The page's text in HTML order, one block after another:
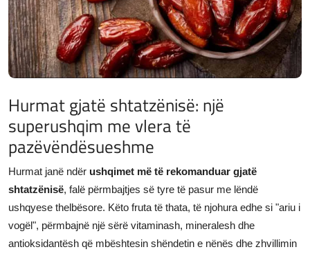
JETA
Gallery
Hurmat gjatë shtatzënisë: një
superushqim me vlera të
pazëvëndësueshme
Hurmat janë ndër ushqimet më të rekomanduar gjatë
shtatzënisë, falë përmbajtjes së tyre të pasur me lëndë
ushqyese thelbësore. Këto fruta të thata, të njohura edhe si "ariu i
vogël", përmbajnë një sërë vitaminash, mineralesh dhe
antioksidantësh që mbështesin shëndetin e nënës dhe zhvillimin